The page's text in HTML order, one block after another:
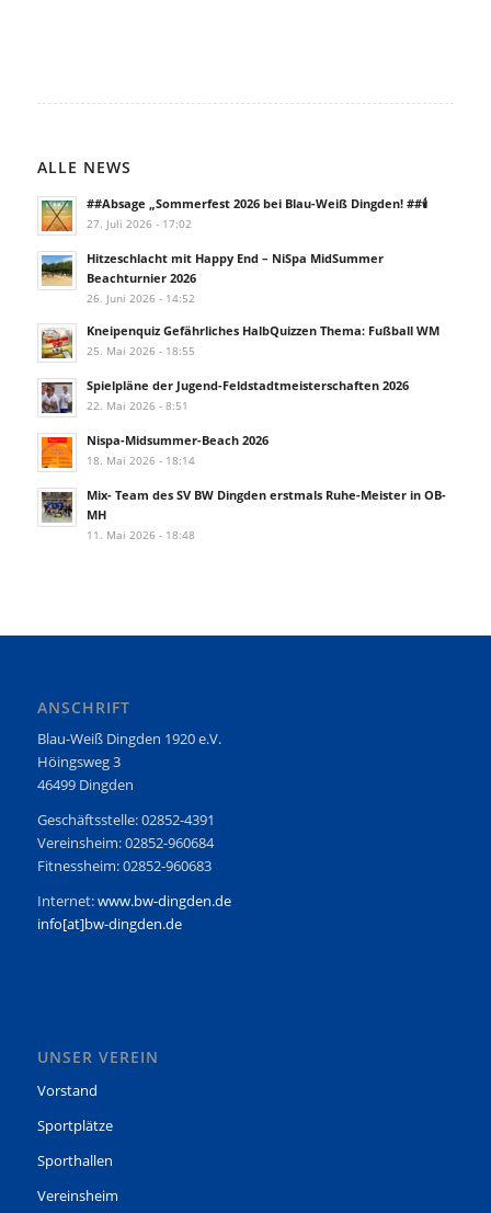
ALLE NEWS
##Absage „Sommerfest 2026 bei Blau-Weiß Dingden! ##🕯️
27. Juli 2026 - 17:02
Hitzeschlacht mit Happy End – NiSpa MidSummer
Beachturnier 2026
26. Juni 2026 - 14:52
Kneipenquiz Gefährliches HalbQuizzen Thema: Fußball WM
25. Mai 2026 - 18:55
Spielpläne der Jugend-Feldstadtmeisterschaften 2026
22. Mai 2026 - 8:51
Nispa-Midsummer-Beach 2026
18. Mai 2026 - 18:14
Mix- Team des SV BW Dingden erstmals Ruhe-Meister in OB-
MH
11. Mai 2026 - 18:48
ANSCHRIFT
Blau-Weiß Dingden 1920 e.V.
Höingsweg 3
46499 Dingden
Geschäftsstelle: 02852-4391
Vereinsheim: 02852-960684
Fitnessheim: 02852-960683
Internet:www.bw-dingden.de
info[at]bw-dingden.de
UNSER VEREIN
Vorstand
Sportplätze
Sporthallen
Vereinsheim